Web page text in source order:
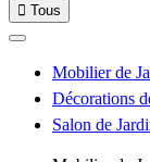
 Tous
Mobilier de
Décorations
Salon de